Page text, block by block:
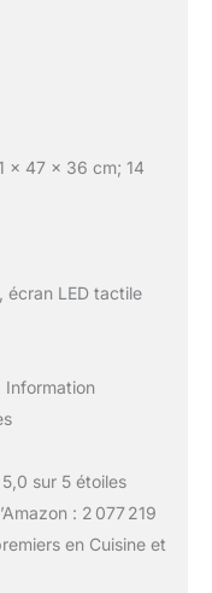
x 47 x 36 cm; 14
écran LED tactile
Information
sur 5 étoiles
: 2 077 219
en Cuisine et